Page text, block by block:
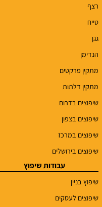
רצף
טייח
גגן
הנדימן
מתקין פרקטים
מתקין דלתות
שיפוצים בדרום
שיפוצים בצפון
שיפוצים במרכז
שיפוצים בירושלים
עבודות שיפוץ
שיפוץ בניין
שיפוצים לעסקים